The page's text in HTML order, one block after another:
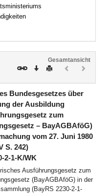
Gesamtansicht
Download
DruckenVorheriges
(inaktiv)(inaktiv)
Bundesgesetzes über
der Ausbildung
zum
– BayAGBAföG)
vom 27. Juni 1980
S. 242)
2-1-K/WK
Ausführungsgesetz zum
(BayAGBAföG) in der
(BayRS 2230-2-1-